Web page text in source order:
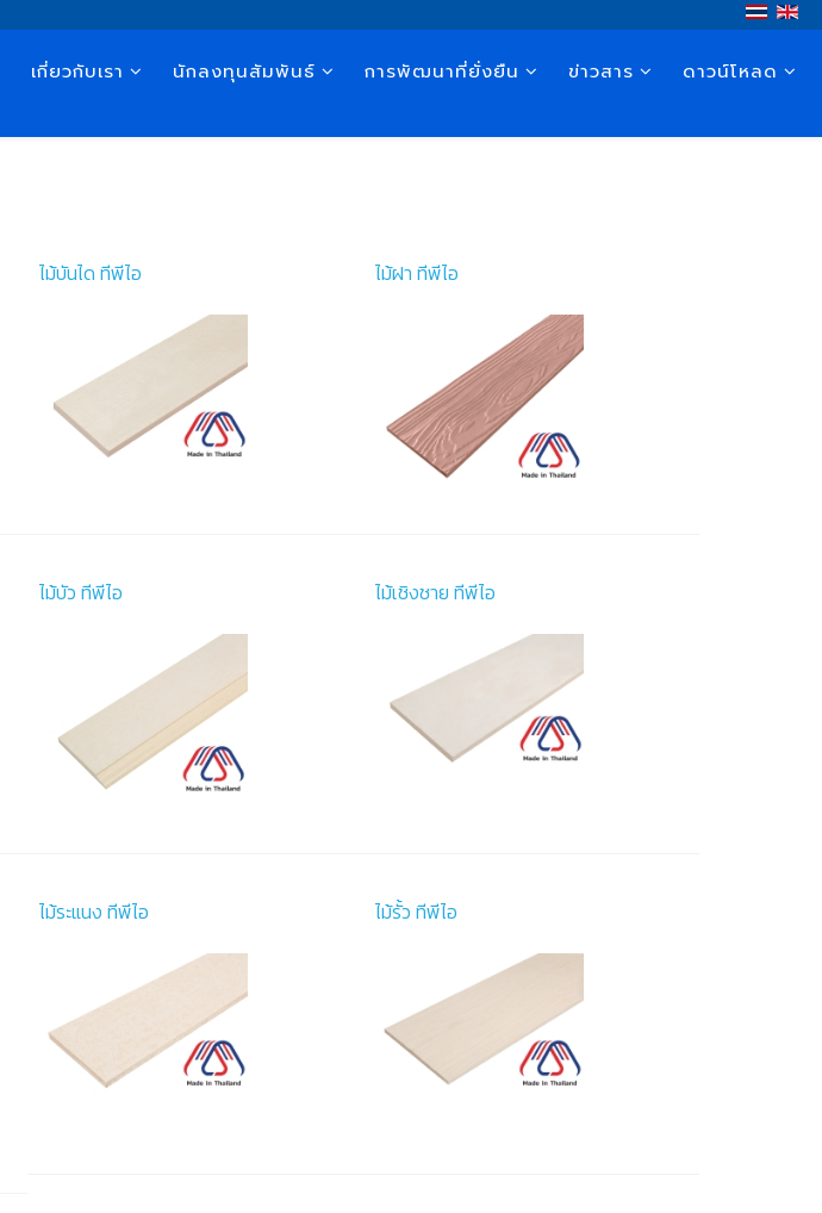
เกี่ยวกับเรา นักลงทุนสัมพันธ์ การพัฒนาที่ยั่งยืน ข่าวสาร ดาวน์โหลด
ไม้บันได ทีพีไอ ไม้ฝา ทีพีไอ
ไม้บัว ทีพีไอ ไม้เชิงชาย ทีพีไอ
ไม้ระแนง ทีพีไอ ไม้รั้ว ทีพีไอ